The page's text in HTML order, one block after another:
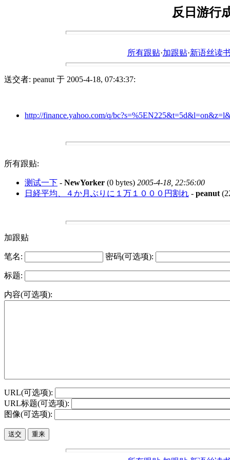
反日游行
所有跟贴·加跟贴·新语丝读
送交者: peanut 于 2005-4-18, 07:43:37:
http://finance.yahoo.com/q/
所有跟贴:
测试一下 - NewYorker (0 bytes) 2005-4-18, 22:56:00
日経平均、４か月ぶりに１万１０００円割れ - peanut
加跟贴
笔名: 密码(可选项):
标题:
内容(可选项):
URL(可选项):
URL标题(可选项):
图像(可选项):